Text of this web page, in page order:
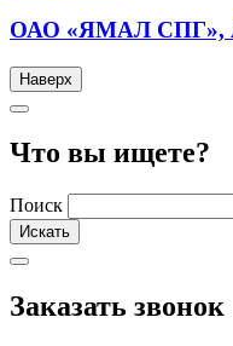
ОАО «ЯМАЛ СПГ»,
Наверх
Что вы ищете?
Поиск
Заказать звонок